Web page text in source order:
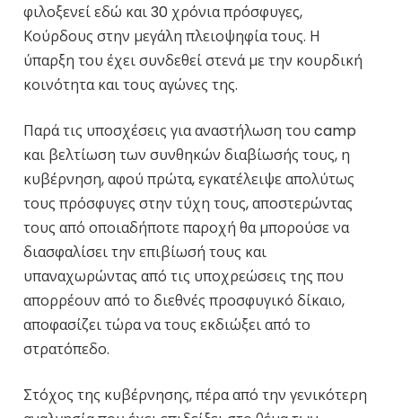
φιλοξενεί εδώ και 30 χρόνια πρόσφυγες,
Κούρδους στην μεγάλη πλειοψηφία τους. Η
ύπαρξη του έχει συνδεθεί στενά με την κουρδική
κοινότητα και τους αγώνες της.
Παρά τις υποσχέσεις για αναστήλωση του camp
και βελτίωση των συνθηκών διαβίωσής τους, η
κυβέρνηση, αφού πρώτα, εγκατέλειψε απολύτως
τους πρόσφυγες στην τύχη τους, αποστερώντας
τους από οποιαδήποτε παροχή θα μπορούσε να
διασφαλίσει την επιβίωσή τους και
υπαναχωρώντας από τις υποχρεώσεις της που
απορρέουν από το διεθνές προσφυγικό δίκαιο,
αποφασίζει τώρα να τους εκδιώξει από το
στρατόπεδο.
Στόχος της κυβέρνησης, πέρα από την γενικότερη